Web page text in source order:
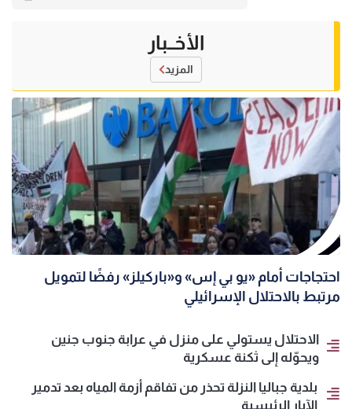
الأخــبار
المزيد
احتجاجات أمام «يو بي إس» و«باركيلز» رفضًا لتمويل
مرتبط بالاحتلال الإسرائيلي
الاحتلال يستولي على منزل في عرابة جنوب جنين
ويحوّله إلى ثكنة عسكرية
بلدية جباليا النزلة تحذر من تفاقم أزمة المياه بعد تدمير
الآبار الرئيسية